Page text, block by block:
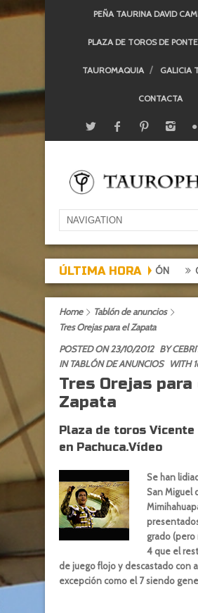
PEÑA TAURINA DAVID
PLAZA DE TOROS DE
TAUROMAQUIA GALICIA
CONTACTA
ÚLTIMA HORA
TARDE DE DECEPCIÓN
Home
Tablón de anuncios
Tres Orejas para el Zapata
POSTED ON 23/10/2012 BY
INTABLÓN DE ANUNCIOS WITH
Tres Orejas para
Zapata
Plaza de toros Vicente
en Pachuca.Vídeo
Se han
San Miguel
grado (pero
4 que el
de juego flojo y descastado con
excepción como el 7 siendo